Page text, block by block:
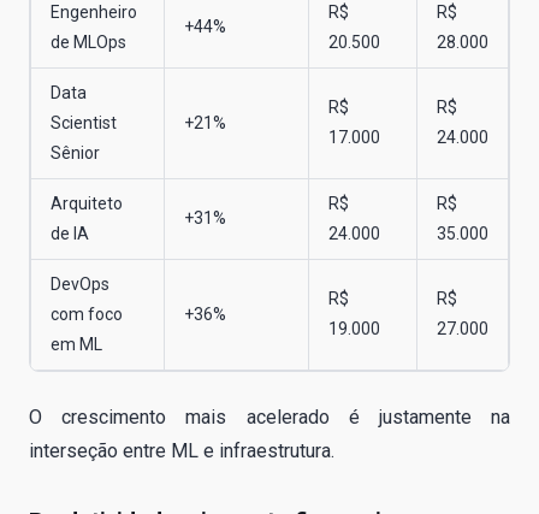
Engenheiro
de MLOps
+44%
R$
20.500
R$
28.000
Data
Scientist
Sênior
+21%
R$
17.000
R$
24.000
Arquiteto
de IA
+31%
R$
24.000
R$
35.000
DevOps
com foco
em ML
+36%
R$
19.000
R$
27.000
O crescimento mais acelerado é justamente na
interseção entre ML e infraestrutura.